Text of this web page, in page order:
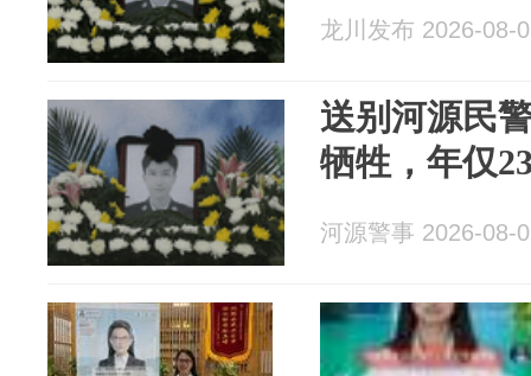
龙川发布 2026-08-
送别河源民
牺牲，年仅
河源警事 2026-08-